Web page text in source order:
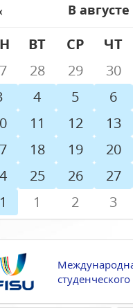
В августе
ВТ СР ЧТ
28 29 30
4 5 6
11 12 13
18 19 20
25 26 27
1 2 3